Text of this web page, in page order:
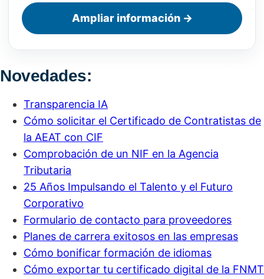
Ampliar información →
Novedades:
Transparencia IA
Cómo solicitar el Certificado de Contratistas de
la AEAT con CIF
Comprobación de un NIF en la Agencia
Tributaria
25 Años Impulsando el Talento y el Futuro
Corporativo
Formulario de contacto para proveedores
Planes de carrera exitosos en las empresas
Cómo bonificar formación de idiomas
Cómo exportar tu certificado digital de la FNMT